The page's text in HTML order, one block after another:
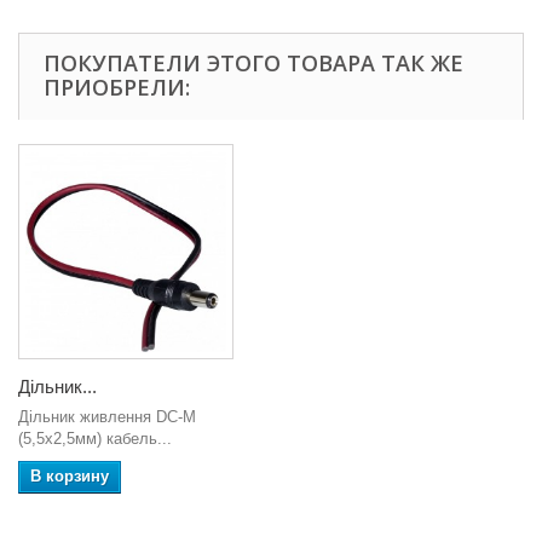
ПОКУПАТЕЛИ ЭТОГО ТОВАРА ТАК ЖЕ
ПРИОБРЕЛИ:
Дільник...
Дільник живлення DC-M
(5,5x2,5мм) кабель...
В корзину